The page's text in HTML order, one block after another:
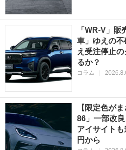
「WR-V」
車」ゆえの
え受注停止
るか？
コラム
【限定色が
86」一部改
アイサイト
円から